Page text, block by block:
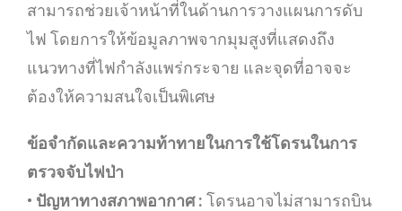
สามารถช่วยเจ้าหน้าที่ในด้านการวางแผนการดับ
ไฟ โดยการให้ข้อมูลภาพจากมุมสูงที่แสดงถึง
แนวทางที่ไฟกำลังแพร่กระจาย และจุดที่อาจจะ
ต้องให้ความสนใจเป็นพิเศษ
ข้อจำกัดและความท้าทายในการใช้โดรนในการ
ตรวจจับไฟป่า
• ปัญหาทางสภาพอากาศ : โดรนอาจไม่สามารถบิน